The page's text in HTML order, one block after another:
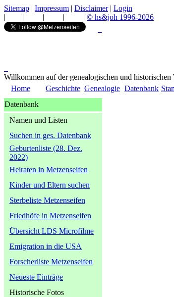
Sitemap | Impressum | Disclaimer| Login
|
| | | | © hs&joh 1996-2026
Willkommen auf der genealogischen und historischen
Home
Geschichte Genealogie Datenbank
Datenbank
Namen und Listen
Suchen in ges. Datenbank
Geburtenliste (28. Dez.
2022)
Heiraten in Metzenseifen
Kinder und Eltern suchen
Sterbeliste Metzenseifen
Friedhöfe in Metzenseifen
Übersicht LDS Microfilme
Emigration in die USA
Forscherliste Metzenseifen
Neueste Einträge
Historische Fotos